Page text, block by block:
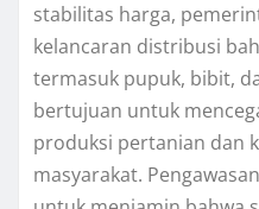
stabilitas harga,
kelancaran distribusi
termasuk pupuk, bibit,
bertujuan untuk
produksi pertanian dan
masyarakat.